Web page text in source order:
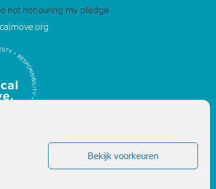
Bekijk voorkeuren
not honouring my pledge.